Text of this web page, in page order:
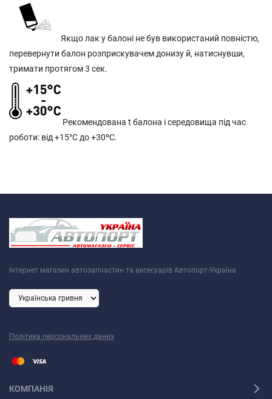
Якщо лак у балоні не був використаний повністю,
перевернути балон розприскувачем донизу й, натиснувши,
тримати протягом 3 сек.
Рекомендована t балона і середовища під час
роботи: від +15°C до +30ºС.
Інтернет магазин автозапчастин та аксесуарів Автопорт-Україна
Політика персональних даних
КОМПАНІЯ